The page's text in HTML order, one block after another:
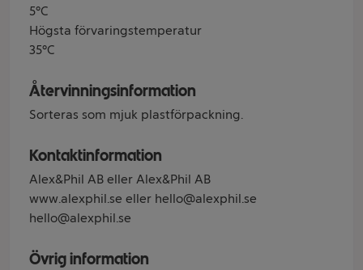
5°C
Högsta förvaringstemperatur
35°C
Återvinningsinformation
Sorteras som mjuk plastförpackning.
Kontaktinformation
Alex&Phil AB eller Alex&Phil AB
www.alexphil.se eller hello@alexphil.se
hello@alexphil.se
Övrig information